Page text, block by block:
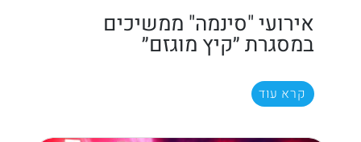
אירועי "סינמה" ממשיכים
במסגרת ״קיץ מוגזם״
קרא עוד